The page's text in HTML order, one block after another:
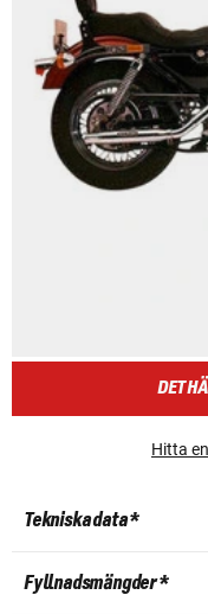
DET
Hitta
Tekniska data *
Fyllnadsmängder *